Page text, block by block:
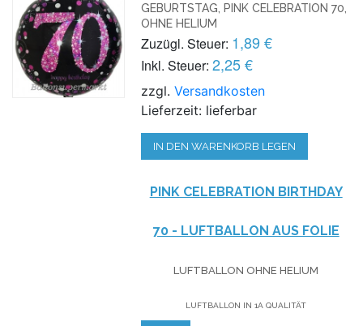
GEBURTSTAG, PINK CELEBRATION 70,
OHNE HELIUM
Zuzügl. Steuer: 1,89 €
Inkl. Steuer: 2,25 €
zzgl.Versandkosten
Lieferzeit: lieferbar
IN DEN WARENKORB LEGEN
PINK CELEBRATION BIRTHDAY
70 - LUFTBALLON AUS FOLIE
LUFTBALLON OHNE HELIUM
LUFTBALLON IN 1A QUALITÄT